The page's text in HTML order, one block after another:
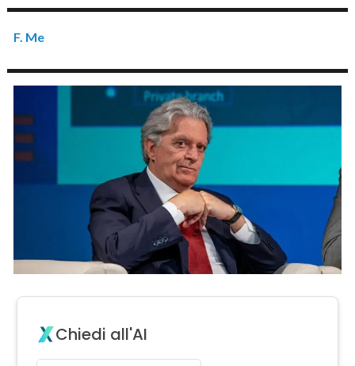
F. Me
Chiedi all'AI